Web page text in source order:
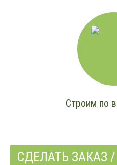
Строим по
СДЕЛАТЬ ЗАКАЗ